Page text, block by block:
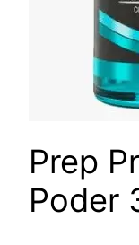
Prep
Poder